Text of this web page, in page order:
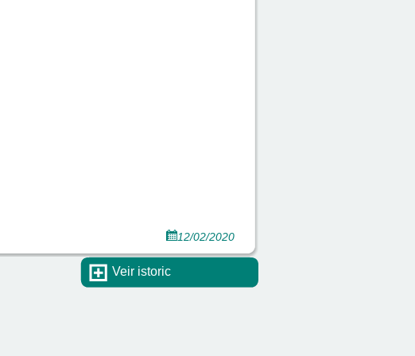
12/02/2020
Veir istoric